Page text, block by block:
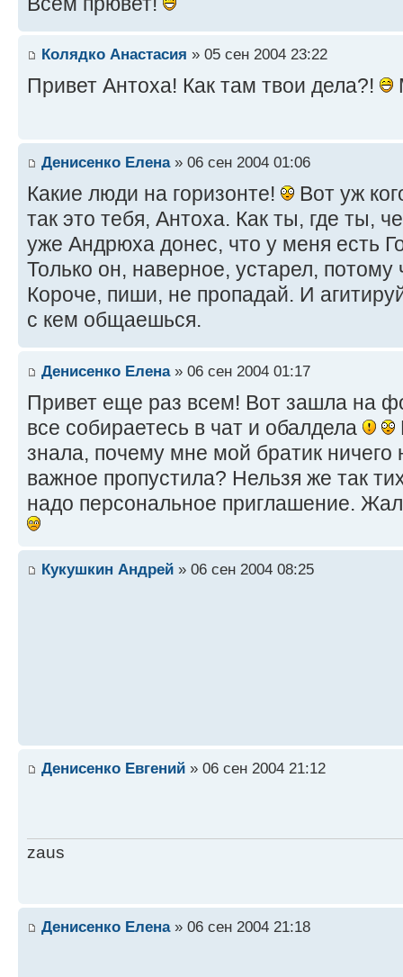
Колядко Анастасия » 05 сен 2004 23:22
Привет Антоха! Как там твои дела?!
Денисенко Елена» 06 сен 2004 01:06
Какие люди на горизонте!
Вот уж
так это тебя, Антоха. Как ты, где ты,
уже Андрюха донес, что у меня есть
Только он, наверное, устарел, потому
Короче, пиши, не пропадай. И
с кем общаешься.
Денисенко Елена» 06 сен 2004 01:17
Привет еще раз всем! Вот зашла на
все собираетесь в чат и обалдела
знала, почему мне мой братик ничего
важное пропустила? Нельзя же так
надо персональное приглашение.
Кукушкин Андрей » 06 сен 2004 08:25
Денисенко Евгений » 06 сен 2004 21:12
zaus
Денисенко Елена» 06 сен 2004 21:18